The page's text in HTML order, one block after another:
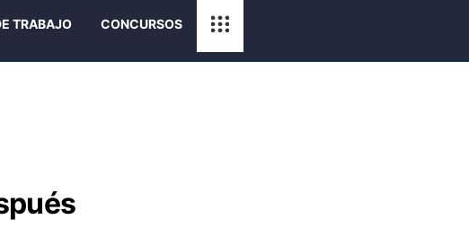
TRABAJO CONCURSOS